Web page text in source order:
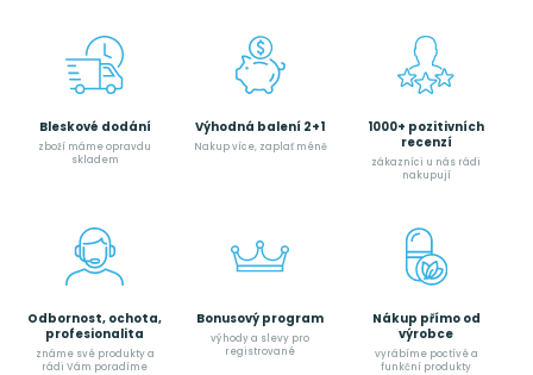
Bleskové dodání
zboží máme opravdu
skladem
Výhodná balení 2+1
Nakup více, zaplať méně
1000+ pozitivních
recenzí
zákazníci u nás rádi
nakupují
Odbornost, ochota,
profesionalita
známe své produkty a
rádi Vám poradíme
Bonusový program
výhody a slevy pro
registrované
Nákup přímo od
výrobce
vyrábíme poctívé a
funkční produkty